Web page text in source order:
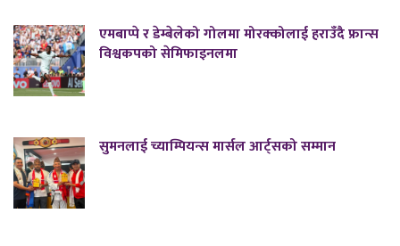
एमबाप्पे र डेम्बेलेको गोलमा मोरक्कोलाई हराउँदै फ्रान्स
विश्वकपको सेमिफाइनलमा
सुमनलाई च्याम्पियन्स मार्सल आर्ट्सको सम्मान